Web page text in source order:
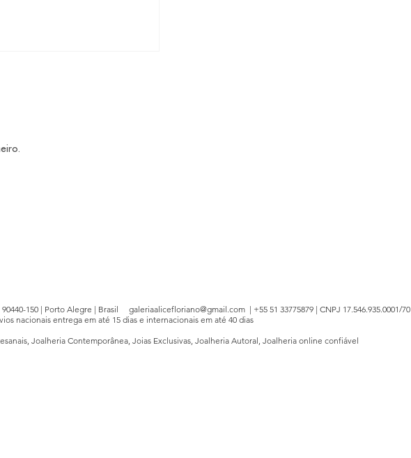
150 | Porto Alegre | Brasil galeriaalicefloriano@gmail.com| +55 51 33775879 | CNPJ 17.546.935.0001/70
nacionais entrega em até 15 dias e internacionais em até 40 dias
Joalheria Contemporânea, Joias Exclusivas, Joalheria Autoral, Joalheria online confiável